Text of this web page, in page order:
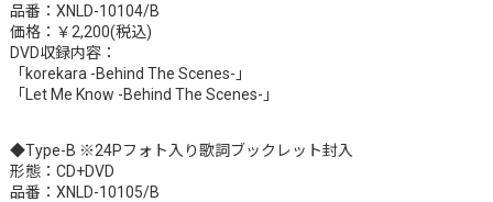
品番：XNLD-10104/B
価格：￥2,200(税込)
DVD収録内容：
「korekara -Behind The Scenes-」
「Let Me Know -Behind The Scenes-」
◆Type-B ※24Pフォト入り歌詞ブックレット封入
形態：CD+DVD
品番：XNLD-10105/B